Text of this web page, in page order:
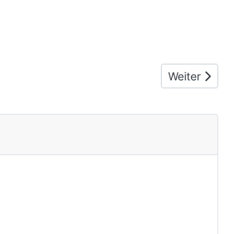
Nächster
Weiter